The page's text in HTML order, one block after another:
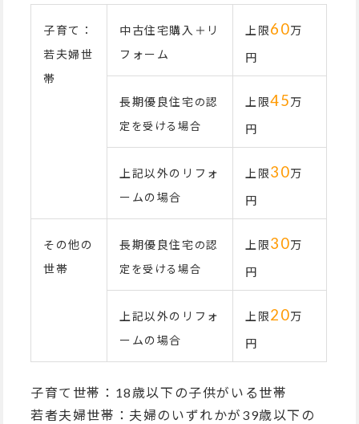
子育て：
若夫婦世
帯
中古住宅購入＋リ
フォーム
上限60万
円
長期優良住宅の認
定を受ける場合
上限45万
円
上記以外のリフォ
ームの場合
上限30万
円
その他の
世帯
長期優良住宅の認
定を受ける場合
上限30万
円
上記以外のリフォ
ームの場合
上限20万
円
子育て世帯：18歳以下の子供がいる世帯
若者夫婦世帯：夫婦のいずれかが39歳以下の